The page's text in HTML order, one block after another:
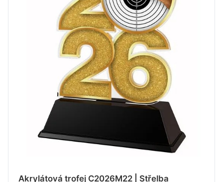
Akrylátová trofej C2026M22 | Střelba